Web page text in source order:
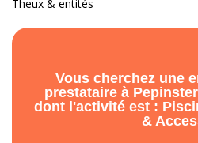
Theux & entités
Vous cherchez une
prestataire à
dont l'activité est :
&